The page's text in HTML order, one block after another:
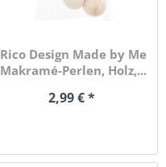
Rico Design Made by Me
Makramé-Perlen, Holz,...
2,99 € *